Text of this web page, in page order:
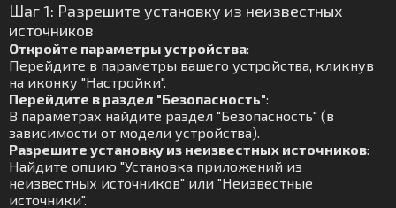
Шаг 1: Разрешите установку из неизвестных
источников
Откройте параметры устройства:
Перейдите в параметры вашего устройства, кликнув
на иконку "Настройки".
Перейдите в раздел "Безопасность":
В параметрах найдите раздел "Безопасность" (в
зависимости от модели устройства).
Разрешите установку из неизвестных источников:
Найдите опцию "Установка приложений из
неизвестных источников" или "Неизвестные
источники".